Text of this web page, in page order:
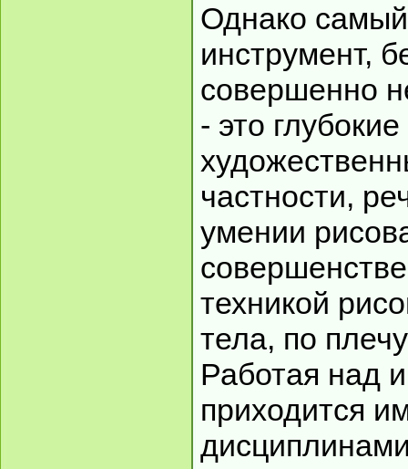
Однако
инструмент,
совершенно
- это
частности,
умении
техникой
тела, по
Работая над
приходится